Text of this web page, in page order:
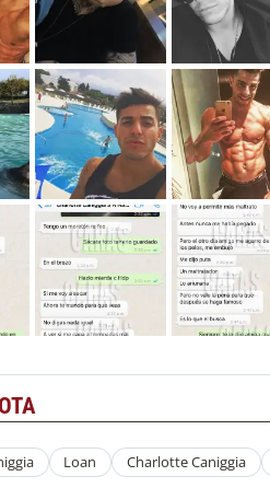
Loan Charlotte Caniggia